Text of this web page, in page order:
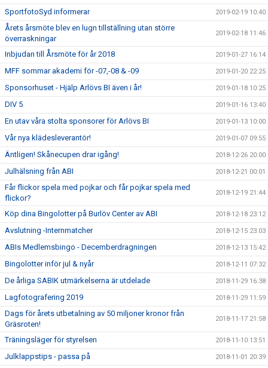
SportfotoSyd informerar 2019-02-19 10:40
Årets årsmöte blev en lugn tillställning utan större
överraskningar
2019-02-18 11:46
Inbjudan till Årsmöte för år 2018 2019-01-27 16:14
MFF sommar akademi för -07,-08 & -09 2019-01-20 22:25
Sponsorhuset - Hjälp Arlövs BI även i år! 2019-01-18 10:25
DIV 5 2019-01-16 13:40
En utav våra stolta sponsorer för Arlövs BI 2019-01-13 10:00
Vår nya klädesleverantör! 2019-01-07 09:55
Äntligen! Skånecupen drar igång! 2018-12-26 20:00
Julhälsning från ABI 2018-12-21 00:01
Får flickor spela med pojkar och får pojkar spela med
flickor?
2018-12-19 21:44
Köp dina Bingolotter på Burlöv Center av ABI 2018-12-18 23:12
Avslutning -Internmatcher 2018-12-15 23:03
ABIs Medlemsbingo - Decemberdragningen 2018-12-13 15:42
Bingolotter inför jul & nyår 2018-12-11 07:32
De årliga SABIK utmärkelserna är utdelade 2018-11-29 16:38
Lagfotografering 2019 2018-11-29 11:59
Dags för årets utbetalning av 50 miljoner kronor från
Gräsroten!
2018-11-17 21:58
Träningsläger för styrelsen 2018-11-10 13:51
Julklappstips - passa på 2018-11-01 20:39